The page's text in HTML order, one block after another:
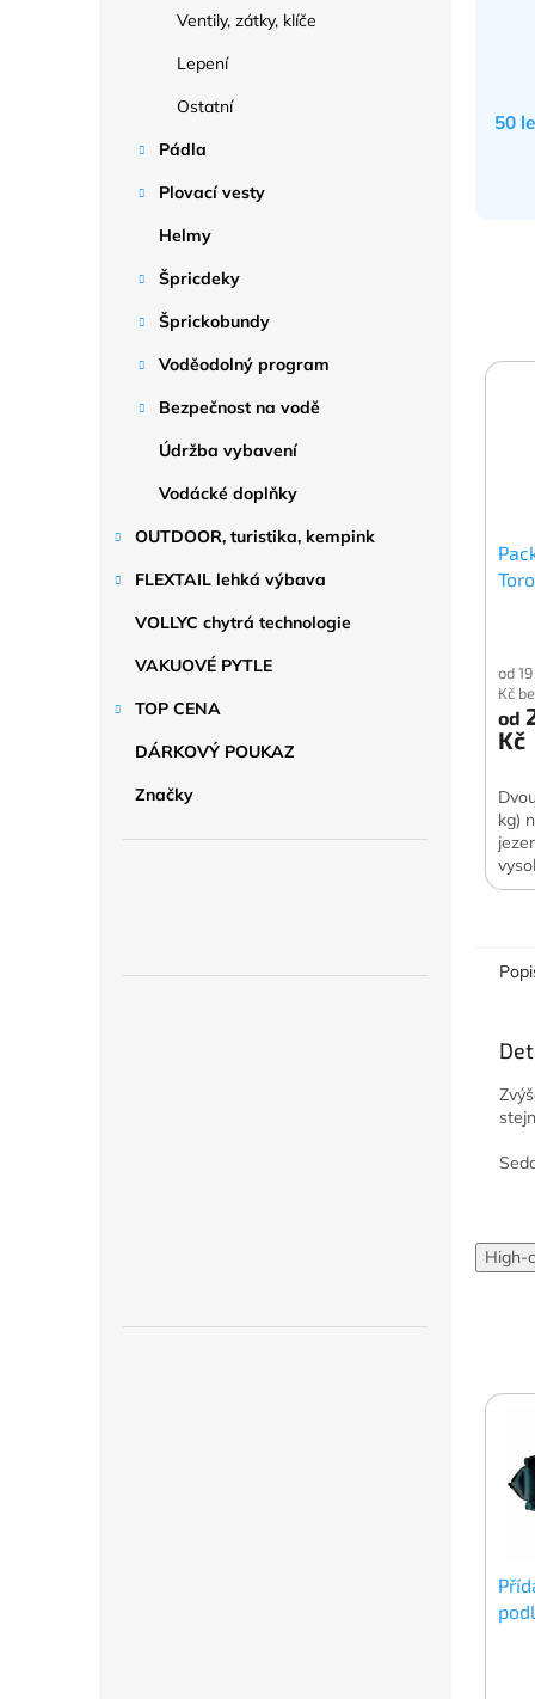
Ventily, zátky, klíče
Lepení
Ostatní
Pádla
Plovací vesty
Helmy
Špricdeky
Šprickobundy
Voděodolný program
Bezpečnost na vodě
Údržba vybavení
Vodácké doplňky
OUTDOOR, turistika, kempink
FLEXTAIL lehká výbava
VOLLYC chytrá technologie
VAKUOVÉ PYTLE
TOP CENA
DÁRKOVÝ POUKAZ
Značky
50
od
Kč
od
Kč
kg)
pro
High-